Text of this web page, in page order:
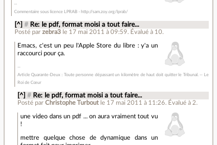
Commentaire sous licence LPRAB - http://sam.zoy.org/lprab/
[^] # Re: le pdf, format moisi a tout faire...
Posté par zebra3 le 17 mai 2011 à 09:59. Évalué à 10.
Emacs, c'est un peu l'Apple Store du libre : y'a un
raccourci pour ça.
Article Quarante-Deux : Toute personne dépassant un kilomètre de haut doit quitter le Tribunal. -- Le
Roi de Cœur
[^] # Re: le pdf, format moisi a tout faire...
Posté parChristophe Turbout le 17 mai 2011 à 11:26. Évalué à 2.
une video dans un pdf ... on aura vraiment tout vu
!
mettre quelque chose de dynamique dans un